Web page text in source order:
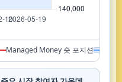
Managed Money 숏 포지션